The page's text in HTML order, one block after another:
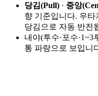
당김(Pull) · 중앙
향 기준입니다. 우타
당김으로 자동 반전
내야(투수·포수
통 파랑으로 보입니